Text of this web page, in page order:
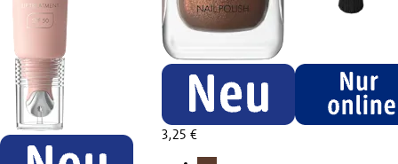
3,25 €